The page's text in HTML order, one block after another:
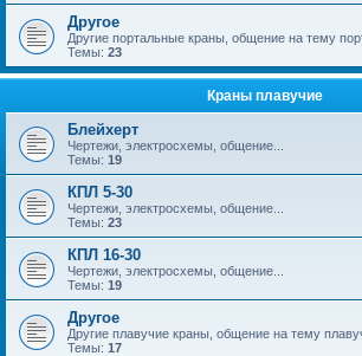
Другое
Другие портальные краны, общение на тему
Темы: 23
Краны плавучие
Блейхерт
Чертежи, электросхемы, общение...
Темы: 19
КПЛ 5-30
Чертежи, электросхемы, общение...
Темы: 23
КПЛ 16-30
Чертежи, электросхемы, общение...
Темы: 19
Другое
Другие плавучие краны, общение на тему
Темы: 17